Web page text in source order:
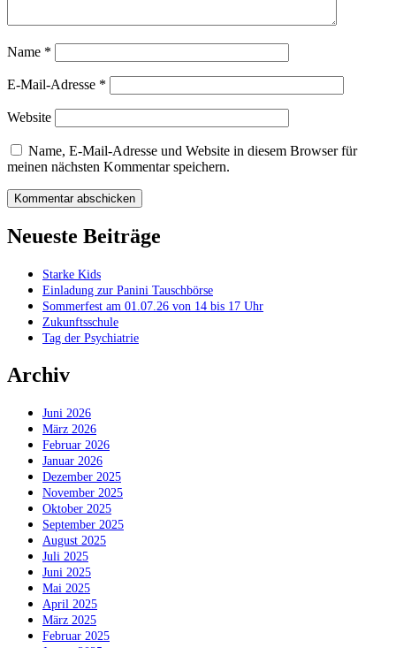
Name *
E-Mail-Adresse *
Website
Name, E-Mail-Adresse und Website in diesem Browser für
meinen nächsten Kommentar speichern.
Neueste Beiträge
Starke Kids
Einladung zur Panini Tauschbörse
Sommerfest am 01.07.26 von 14 bis 17 Uhr
Zukunftsschule
Tag der Psychiatrie
Archiv
Juni 2026
März 2026
Februar 2026
Januar 2026
Dezember 2025
November 2025
Oktober 2025
September 2025
August 2025
Juli 2025
Juni 2025
Mai 2025
April 2025
März 2025
Februar 2025